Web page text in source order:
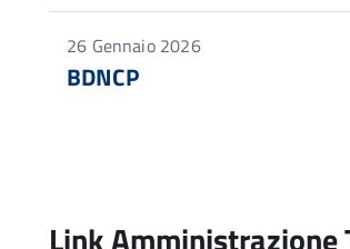
26 Gennaio 2026
BDNCP